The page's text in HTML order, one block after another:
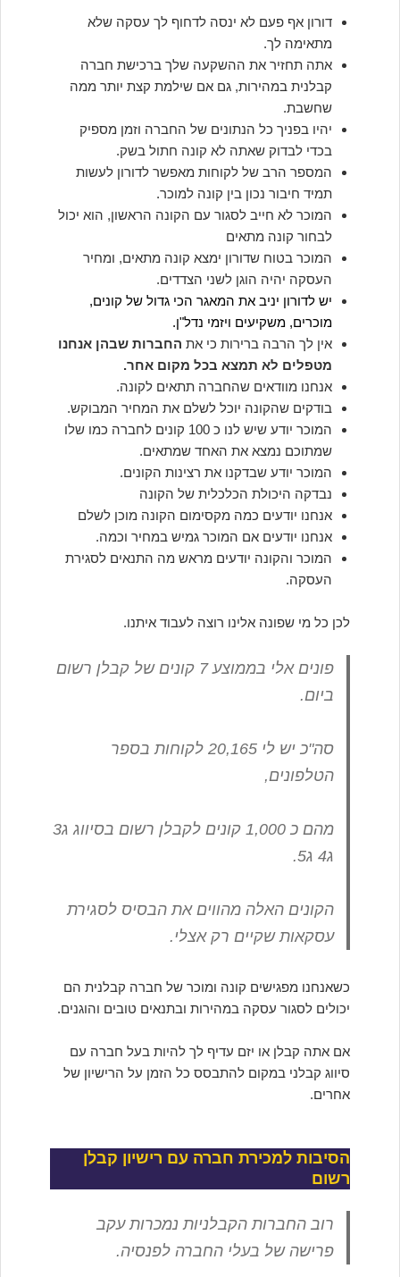
דורון אף פעם לא ינסה לדחוף לך עסקה שלא
מתאימה לך.
אתה תחזיר את ההשקעה שלך ברכישת חברה
קבלנית במהירות, גם אם שילמת קצת יותר ממה
שחשבת.
יהיו בפניך כל הנתונים של החברה וזמן מספיק
בכדי לבדוק שאתה לא קונה חתול בשק.
המספר הרב של לקוחות מאפשר לדורון לעשות
תמיד חיבור נכון בין קונה למוכר.
המוכר לא חייב לסגור עם הקונה הראשון, הוא יכול
לבחור קונה מתאים
המוכר בטוח שדורון ימצא קונה מתאים, ומחיר
העסקה יהיה הוגן לשני הצדדים.
יש לדורון יניב את המאגר הכי גדול של קונים,
מוכרים, משקיעים ויזמי נדל"ן.
אין לך הרבה ברירות כי את החברות שבהן אנחנו
מטפלים לא תמצא בכל מקום אחר.
אנחנו מוודאים שהחברה תתאים לקונה.
בודקים שהקונה יוכל לשלם את המחיר המבוקש.
המוכר יודע שיש לנו כ 100 קונים לחברה כמו שלו
שמתוכם נמצא את האחד שמתאים.
המוכר יודע שבדקנו את רצינות הקונים.
נבדקה היכולת הכלכלית של הקונה
אנחנו יודעים כמה מקסימום הקונה מוכן לשלם
אנחנו יודעים אם המוכר גמיש במחיר וכמה.
המוכר והקונה יודעים מראש מה התנאים לסגירת
העסקה.
לכן כל מי שפונה אלינו רוצה לעבוד איתנו.
פונים אלי בממוצע 7 קונים של קבלן רשום
ביום.
סה"כ יש לי 20,165 לקוחות בספר
הטלפונים,
מהם כ 1,000 קונים לקבלן רשום בסיווג ג3
ג4 ג5.
הקונים האלה מהווים את הבסיס לסגירת
עסקאות שקיים רק אצלי.
כשאנחנו מפגישים קונה ומוכר של חברה קבלנית הם
יכולים לסגור עסקה במהירות ובתנאים טובים והוגנים.
אם אתה קבלן או יזם עדיף לך להיות בעל חברה עם
סיווג קבלני במקום להתבסס כל הזמן על הרישיון של
אחרים.
הסיבות למכירת חברה עם רישיון קבלן
רשום
רוב החברות הקבלניות נמכרות עקב
פרישה של בעלי החברה לפנסיה.